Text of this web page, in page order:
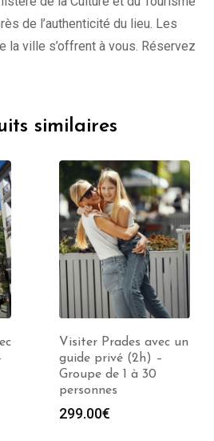
de l’authenticité du lieu. Les
la ville s’offrent à vous. Réservez
similaires
Visiter Foix avec un
guide privé (2h) –
Groupe de 1 à 30
personnes
299.00€